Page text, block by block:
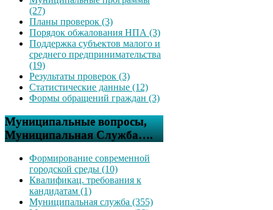
(27)
Планы проверок (3)
Порядок обжалования НПА (3)
Поддержка субъектов малого и
среднего предпринимательства
(19)
Результаты проверок (3)
Статистические данные (12)
Формы обращений граждан (3)
Муниципальные вопросы,
Муниципальная Служба….
Формирование современной
городской среды (10)
Квалификац. требования к
кандидатам (1)
Муниципальная служба (355)